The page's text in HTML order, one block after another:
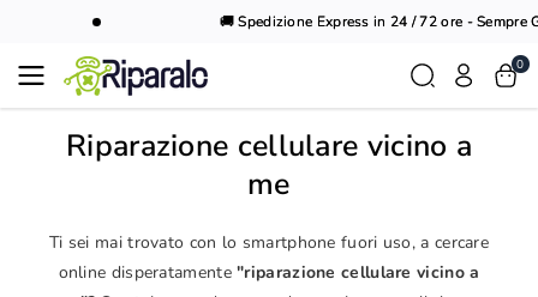
🚚 Spedizione Express in 24 / 72 ore - Sempre
0
Riparazione cellulare vicino a
me
Ti sei mai trovato con lo smartphone fuori uso, a cercare
online disperatamente"riparazione cellulare vicino a